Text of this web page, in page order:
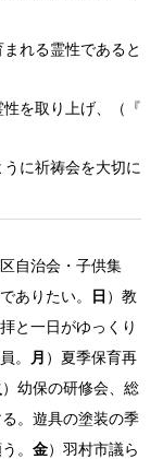
れる霊性であると思
を取り上げ、（『
に祈祷会を大切に
自治会・子供集
ありたい。
日 ）教
と一日がゆっくり
。
月 ）夏季保育再
）幼保の研修会、総
。遊具の塗装の季
。 金）羽村市議ら